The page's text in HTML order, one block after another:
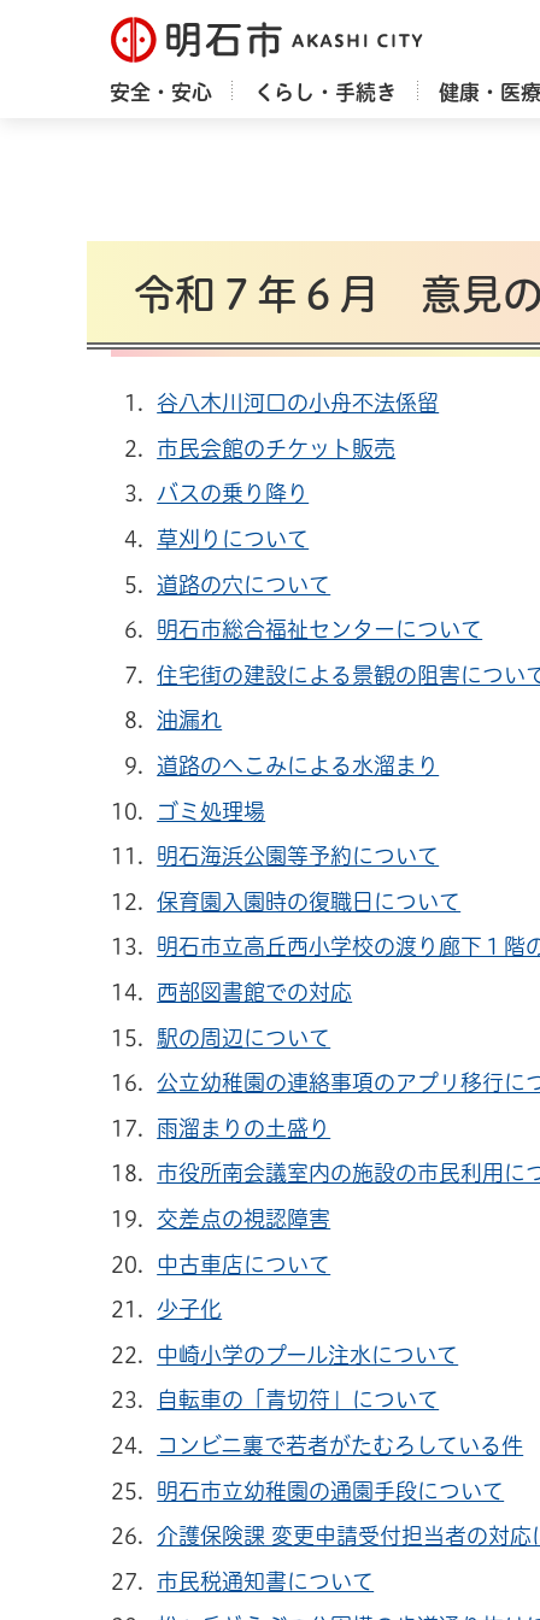
明石市
安全・安心 くらし・手続き 健康・医
令和７年６月 意見
谷八木川河口の小舟不法係留
市民会館のチケット販売
バスの乗り降り
草刈りについて
道路の穴について
明石市総合福祉センターについて
住宅街の建設による景観の阻害につい
油漏れ
道路のへこみによる水溜まり
ゴミ処理場
明石海浜公園等予約について
保育園入園時の復職日について
明石市立高丘西小学校の渡り廊下１階
西部図書館での対応
駅の周辺について
公立幼稚園の連絡事項のアプリ移行に
雨溜まりの土盛り
市役所南会議室内の施設の市民利用に
交差点の視認障害
中古車店について
少子化
中崎小学のプール注水について
自転車の「青切符」について
コンビニ裏で若者がたむろしている件
明石市立幼稚園の通園手段について
介護保険課 変更申請受付担当者の対応
市民税通知書について